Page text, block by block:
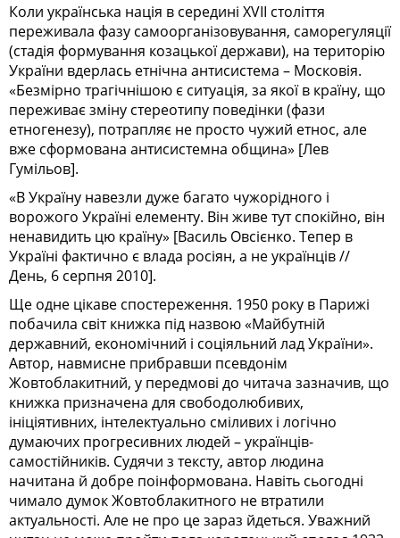
Коли українська нація в середині ХVII століття
переживала фазу самоорганізовування, саморегуляції
(стадія формування козацької держави), на територію
України вдерлась етнічна антисистема – Московія.
«Безмірно трагічнішою є ситуація, за якої в країну, що
переживає зміну стереотипу поведінки (фази
етногенезу), потрапляє не просто чужий етнос, але
вже сформована антисистемна община» [Лев
Гумільов].
«В Україну навезли дуже багато чужорідного і
ворожого Україні елементу. Він живе тут спокійно, він
ненавидить цю країну» [Василь Овсієнко. Тепер в
Україні фактично є влада росіян, а не українців //
День, 6 серпня 2010].
Ще одне цікаве спостереження. 1950 року в Парижі
побачила світ книжка під назвою «Майбутній
державний, економічний і соціяльний лад України».
Автор, навмисне прибравши псевдонім
Жовтоблакитний, у передмові до читача зазначив, що
книжка призначена для свободолюбивих,
ініціятивних, інтелектуально сміливих і логічно
думаючих прогресивних людей – українців-
самостійників. Судячи з тексту, автор людина
начитана й добре поінформована. Навіть сьогодні
чимало думок Жовтоблакитного не втратили
актуальності. Але не про це зараз йдеться. Уважний